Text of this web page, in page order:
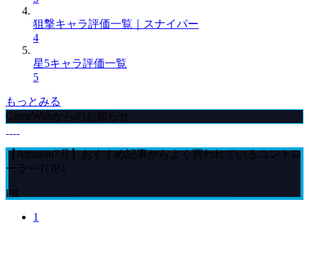
狙撃キャラ評価一覧｜スナイパー
4
星5キャラ評価一覧
5
もっとみる
GameWithからのお知らせ
【Amazon7月】おすすめ記事からよく買われているコントロ
ーラーTOP4
PR
1